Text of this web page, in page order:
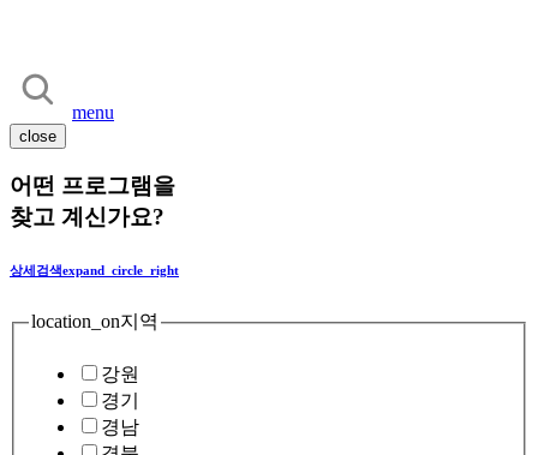
menu
close
어떤 프로그램을
찾고 계신가요?
상세검색expand_circle_right
location_on지역
강원
경기
경남